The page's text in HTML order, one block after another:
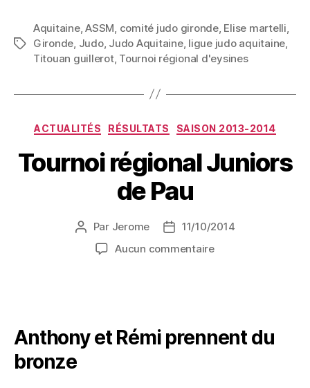
Aquitaine,ASSM, comité judo gironde, Elise martelli,
Gironde, Judo, Judo Aquitaine, ligue judo aquitaine,
Titouan guillerot, Tournoi régional d'eysines
ACTUALITÉS RÉSULTATS SAISON 2013-2014
Tournoi régional Juniors
de Pau
Par Jerome
11/10/2014
Aucun commentaire
Anthony et Rémi prennent du
bronze